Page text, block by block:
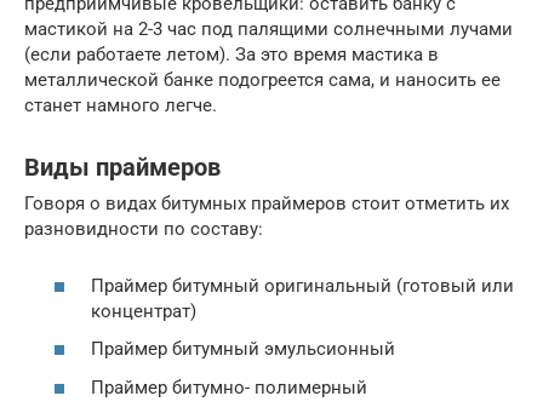
мастикой на 2-3 час под палящими солнечными лучами
(если работаете летом). За это время мастика в
металлической банке подогреется сама, и наносить ее
станет намного легче.
Виды праймеров
Говоря о видах битумных праймеров стоит отметить их
разновидности по составу:
Праймер битумный оригинальный (готовый или
концентрат)
Праймер битумный эмульсионный
Праймер битумно- полимерный